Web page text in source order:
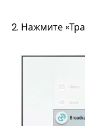
2. Нажмите